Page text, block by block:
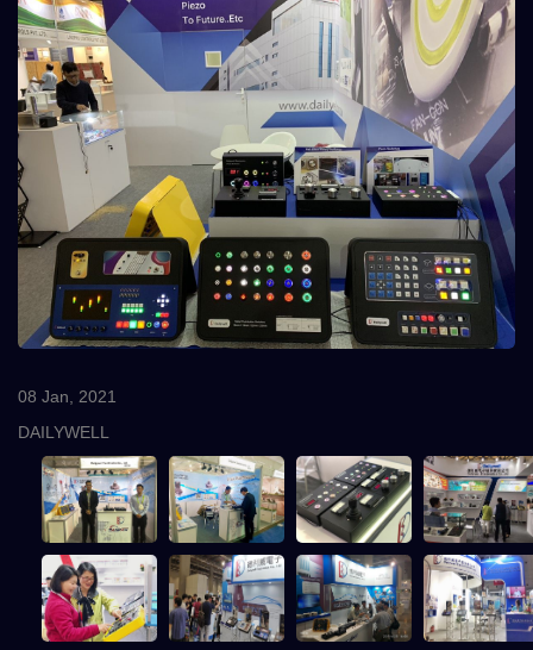
08 Jan, 2021
DAILYWELL